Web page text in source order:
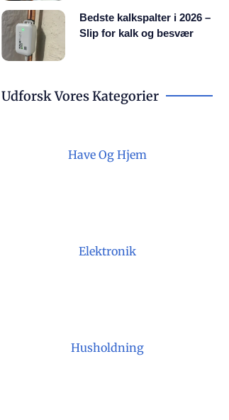
Bedste kalkspalter i 2026 –
Slip for kalk og besvær
Udforsk Vores Kategorier
Have Og Hjem
Elektronik
Husholdning